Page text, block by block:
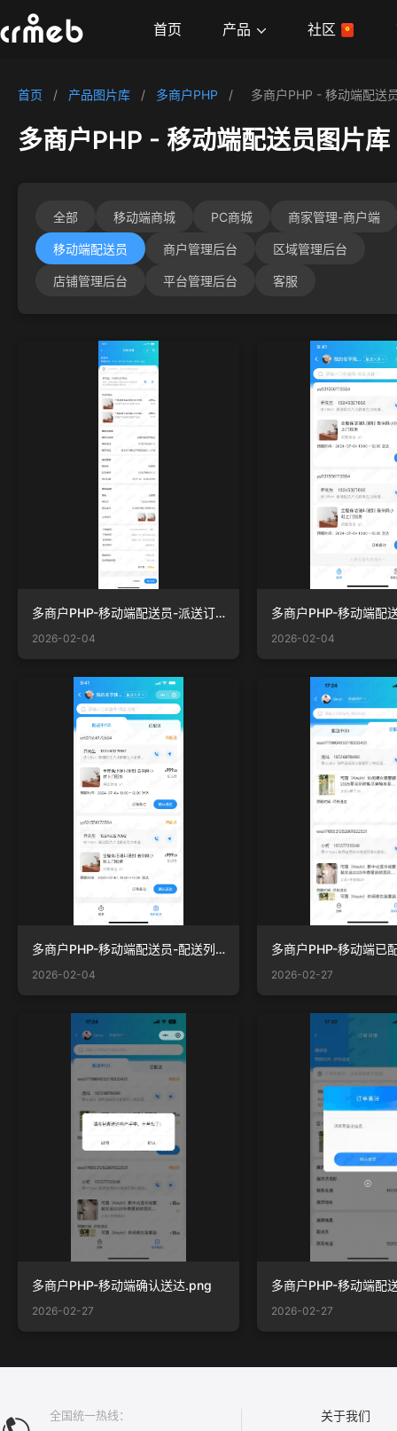
首页 产品 社区
首页 / 产品图片库 / 多商户PHP / 多商户PHP - 移动端配送
多商户PHP - 移动端配送员图片库
全部 移动端商城 PC商城 商家管理-商户端
移动端配送员 商户管理后台 区域管理后台
店铺管理后台 平台管理后台 客服
多商户PHP-移动端配送员-派送订单详情.png
2026-02-04 2026-02-04
多商户PHP-移动端配送员-配送列表.png
2026-02-04
多商户PHP-移动端已
2026-02-27
多商户PHP-移动端确认送达.png
2026-02-27 2026-02-27
全国统一热线： 关于我们